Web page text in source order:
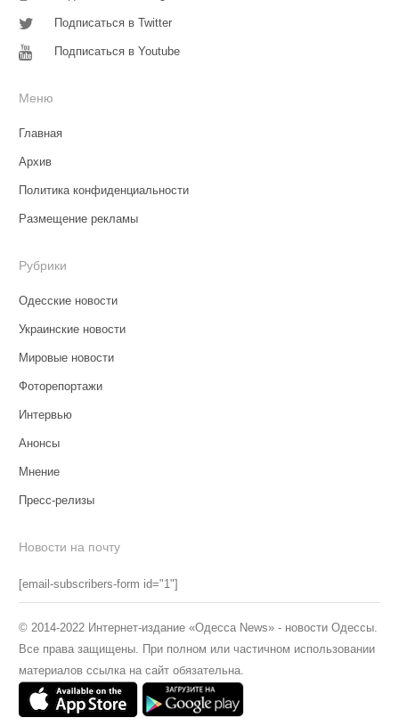
Подписаться в Twitter
Подписаться в Youtube
Меню
Главная
Архив
Политика конфиденциальности
Размещение рекламы
Рубрики
Одесские новости
Украинские новости
Мировые новости
Фоторепортажи
Интервью
Анонсы
Мнение
Пресс-релизы
Новости на почту
[email-subscribers-form id="1"]
© 2014-2022 Интернет-издание «Одесса News» - новости Одессы.
Все права защищены. При полном или частичном использовании
материалов ссылка на сайт обязательна.